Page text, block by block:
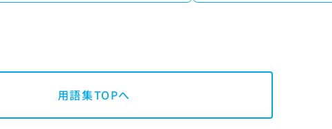
用語集TOPへ